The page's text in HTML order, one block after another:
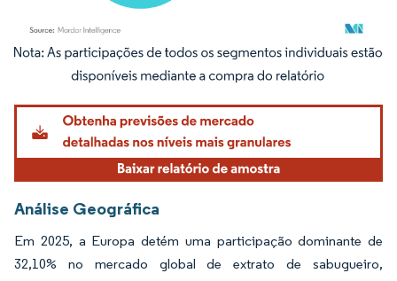
Imagem © Mordor Intelligence. O reuso requer atribuição conforme CC BY 4.0.
Análise Geográfica
Em 2025, a Europa detém uma participação dominante de
32,10% no mercado global de extrato de sabugueiro,